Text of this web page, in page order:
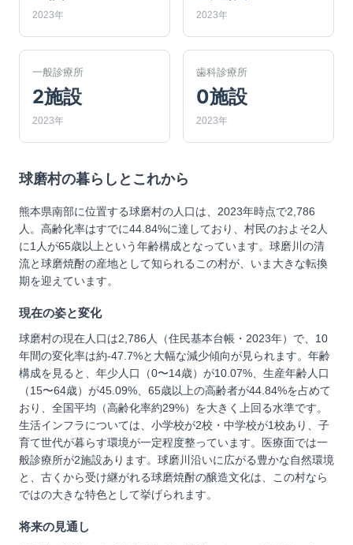
2023年 2023年
一般診療所
2施設
2023年
歯科診療所
0施設
2023年
球磨村の暮らしとこれから
熊本県南部に位置する球磨村の人口は、2023年時点で2,786
人。高齢化率はすでに44.84%に達しており、村民のおよそ2人
に1人が65歳以上という年齢構成となっています。球磨川の清
流と球磨焼酎の産地として知られるこの村が、いま大きな転換
期を迎えています。
現在の姿と変化
球磨村の現在人口は2,786人（住民基本台帳・2023年）で、10
年間の変化率は約-47.7%と大幅な減少傾向が見られます。年齢
構成を見ると、年少人口（0〜14歳）が10.07%、生産年齢人口
（15〜64歳）が45.09%、65歳以上の高齢者が44.84%を占めて
おり、全国平均（高齢化率約29%）を大きく上回る水準です。
生活インフラについては、小学校が2校・中学校が1校あり、子
育て世代が暮らす環境が一定程度整っています。医療面では一
般診療所が2施設あります。球磨川沿いに広がる豊かな自然環境
と、古くから受け継がれる球磨焼酎の醸造文化は、この村なら
ではの大きな特色として挙げられます。
将来の見通し